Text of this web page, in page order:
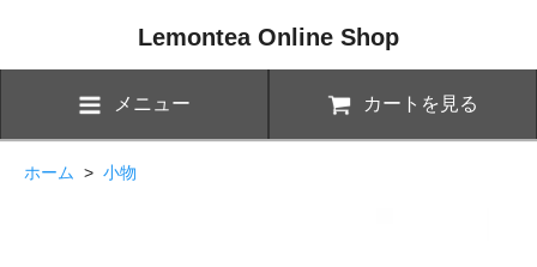
Lemontea Online Shop
メニュー カートを見る
ホーム > 小物